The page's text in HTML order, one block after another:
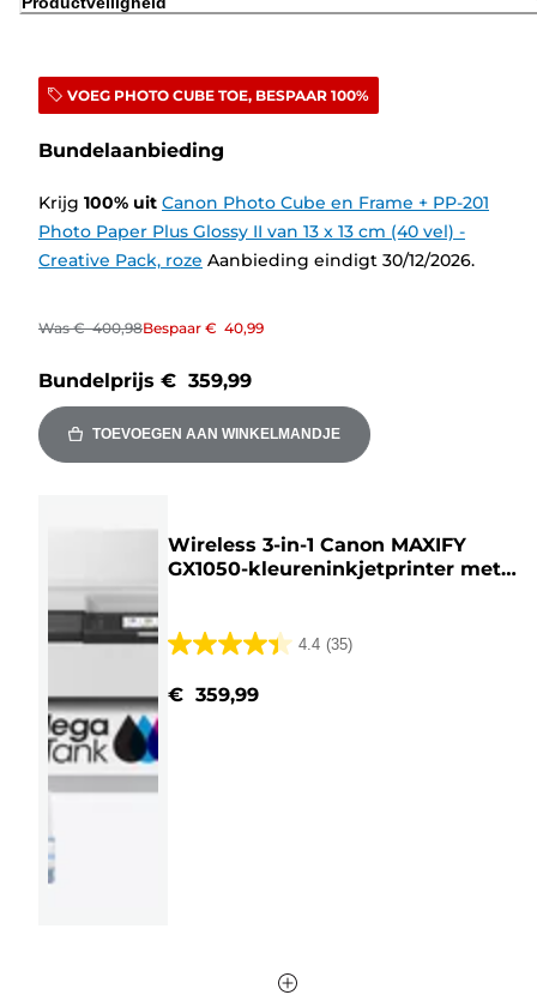
VOEG PHOTO CUBE TOE, BESPAAR 100%
Bundelaanbieding
Krijg 100% uit Canon Photo Cube en Frame + PP-201
Photo Paper Plus Glossy II van 13 x 13 cm (40 vel) -
Creative Pack, roze Aanbieding eindigt 30/12/2026.
Was€ 400,98Bespaar € 40,99
Bundelprijs € 359,99
TOEVOEGEN AAN WINKELMANDJE
Wireless 3-in-1 Canon MAXIFY
GX1050-kleureninkjetprinter met
4.4 (35)
4.4
van
€ 359,99